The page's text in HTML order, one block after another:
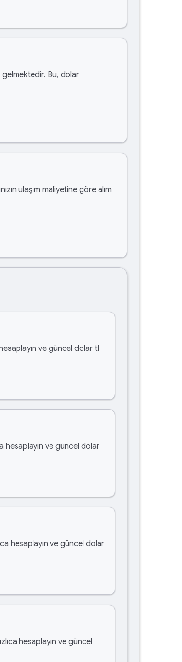
Bu, dolar
ulaşım maliyetine göre alım
ve güncel dolar tl
hesaplayın ve güncel dolar
hesaplayın ve güncel dolar
hesaplayın ve güncel